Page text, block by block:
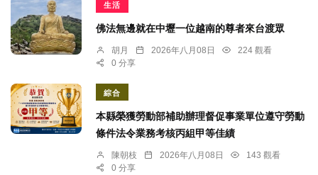
生活
佛法無邊就在中壢一位越南的尊者來台渡眾
胡月 2026年八月08日
224 觀看
0 分享
綜合
本縣榮獲勞動部補助辦理督促事業單位遵守勞動
條件法令業務考核丙組甲等佳績
陳朝枝 2026年八月08日
143 觀看
0 分享